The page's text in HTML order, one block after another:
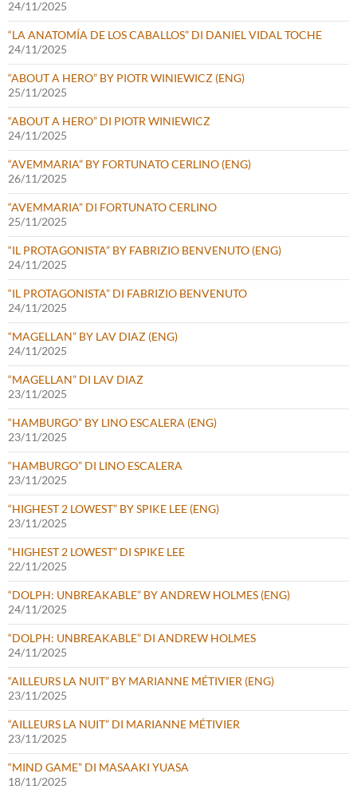
24/11/2025
“LA ANATOMÍA DE LOS CABALLOS” DI DANIEL VIDAL TOCHE
24/11/2025
“ABOUT A HERO” BY PIOTR WINIEWICZ (ENG)
25/11/2025
“ABOUT A HERO” DI PIOTR WINIEWICZ
24/11/2025
“AVEMMARIA” BY FORTUNATO CERLINO (ENG)
26/11/2025
“AVEMMARIA” DI FORTUNATO CERLINO
25/11/2025
“IL PROTAGONISTA” BY FABRIZIO BENVENUTO (ENG)
24/11/2025
“IL PROTAGONISTA” DI FABRIZIO BENVENUTO
24/11/2025
“MAGELLAN” BY LAV DIAZ (ENG)
24/11/2025
“MAGELLAN” DI LAV DIAZ
23/11/2025
“HAMBURGO” BY LINO ESCALERA (ENG)
23/11/2025
“HAMBURGO” DI LINO ESCALERA
23/11/2025
“HIGHEST 2 LOWEST” BY SPIKE LEE (ENG)
23/11/2025
“HIGHEST 2 LOWEST” DI SPIKE LEE
22/11/2025
“DOLPH: UNBREAKABLE” BY ANDREW HOLMES (ENG)
24/11/2025
“DOLPH: UNBREAKABLE” DI ANDREW HOLMES
24/11/2025
“AILLEURS LA NUIT” BY MARIANNE MÉTIVIER (ENG)
23/11/2025
“AILLEURS LA NUIT” DI MARIANNE MÉTIVIER
23/11/2025
“MIND GAME” DI MASAAKI YUASA
18/11/2025